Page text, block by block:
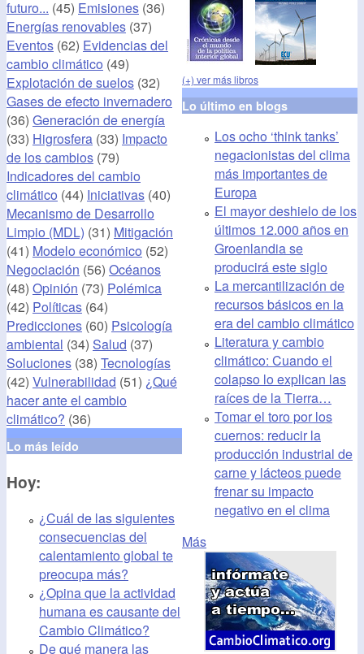
futuro... (45) Emisiones (36)
Energías renovables (37)
Eventos (62) Evidencias del
cambio climático (49)
Explotación de suelos (32)
Gases de efecto invernadero
(36) Generación de energía
(33) Higrosfera (33) Impacto
de los cambios (79)
Indicadores del cambio
climático (44) Iniciativas (40)
Mecanismo de Desarrollo
Limpio (MDL) (31) Mitigación
(41) Modelo económico (52)
Negociación (56) Océanos
(48) Opinión (73) Polémica
(42) Políticas (64)
Predicciones (60) Psicología
ambiental (34) Salud (37)
Soluciones (38) Tecnologías
(42) Vulnerabilidad (51) ¿Qué
hacer ante el cambio
climático? (36)
Lo más leído
Hoy:
¿Cuál de las siguientes
consecuencias del
calentamiento global te
preocupa más?
¿Opina que la actividad
humana es causante del
Cambio Climático?
De qué manera las
(+) ver más libros
Lo último en blogs
Los ocho ‘think tanks’
negacionistas del clima
más importantes de
Europa
El mayor deshielo de los
últimos 12.000 años en
Groenlandia se
producirá este siglo
La mercantilización de
recursos básicos en la
era del cambio climático
Literatura y cambio
climático: Cuando el
colapso lo explican las
raíces de la Tierra…
Tomar el toro por los
cuernos: reducir la
producción industrial de
carne y lácteos puede
frenar su impacto
negativo en el clima
Más